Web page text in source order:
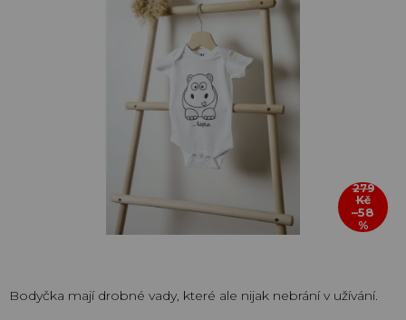
279
Kč
–58
%
Bodyčka mají drobné vady, které ale nijak nebrání v užívání.